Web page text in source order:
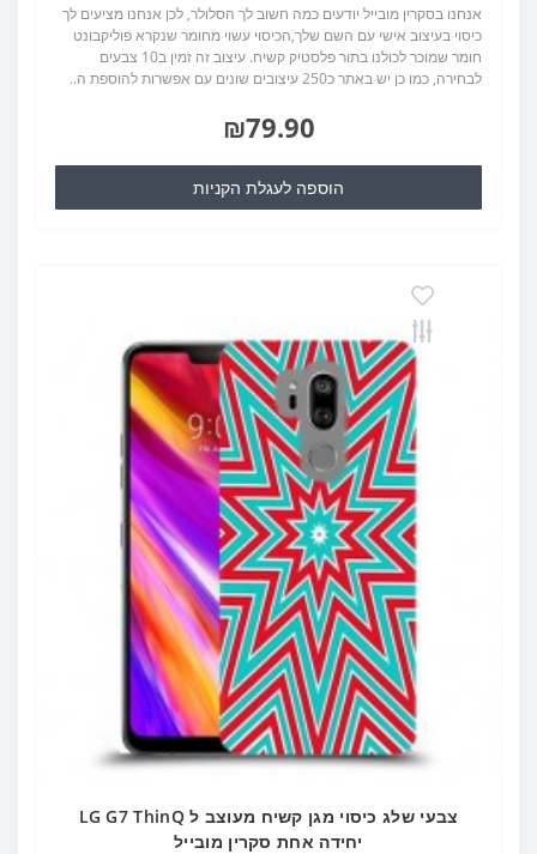
אנחנו בסקרין מובייל יודעים כמה חשוב לך הסלולר, לכן אנחנו מציעים לך
כיסוי בעיצוב אישי עם השם שלך,הכיסוי עשוי מחומר שנקרא פוליקבונט
חומר שמוכר לכולנו בתור פלסטיק קשיח. עיצוב זה זמין ב10 צבעים
לבחירה, כמו כן יש באתר כ250 עיצובים שונים עם אפשרות להוספת ה..
₪79.90
הוספה לעגלת הקניות
צבעי שלג כיסוי מגן קשיח מעוצב ל LG G7 ThinQ
יחידה אחת סקרין מובייל